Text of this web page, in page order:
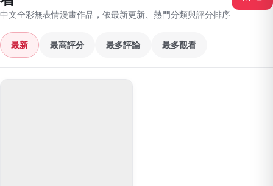
中文全彩無表情漫畫作品，依最新更新、熱門分類與評分排序
最新 最高評分 最多評論 最多觀看